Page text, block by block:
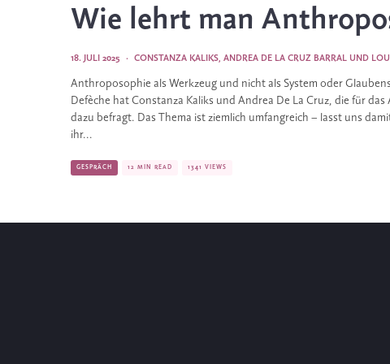
Wie lehrt man
CONSTANZA KALIKS, ANDREA DE LA CRUZ BARRAL UND
·
18. JULI 2025
Anthroposophie als Werkzeug und nicht als System oder
Defèche hat Constanza Kaliks und Andrea De La Cruz, die für
dazu befragt. Das Thema ist ziemlich umfangreich – lasst uns
ihr...
GESPRÄCH 12 MIN READ 1341 VIEWS